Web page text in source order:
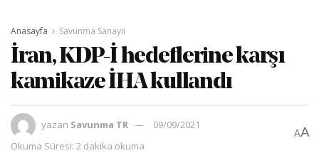
Anasayfa Savunma Sanayii
İran, KDP-İ hedeflerine karşı
kamikaze İHA kullandı
yazan Savunma TR
09/09/2021
Okuma Süresi: 2 dakika okuma
AA